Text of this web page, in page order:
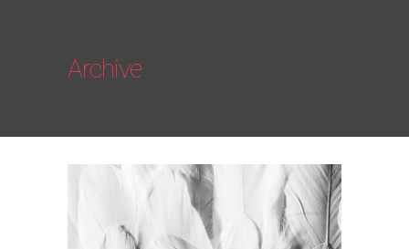
Archive